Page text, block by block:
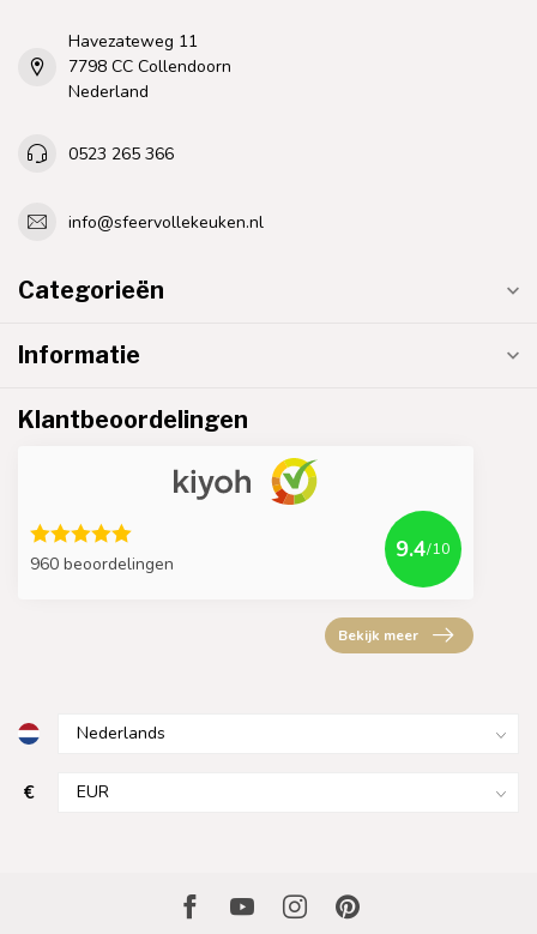
Havezateweg 11
7798 CC Collendoorn
Nederland
0523 265 366
info@sfeervollekeuken.nl
Categorieën
Informatie
Klantbeoordelingen
960 beoordelingen
9.4/10
Bekijk meer
€